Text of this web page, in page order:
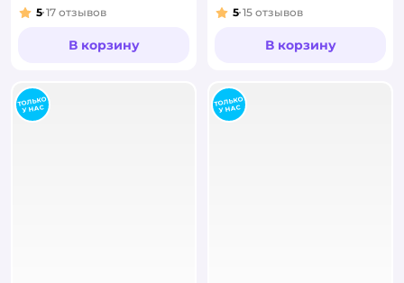
Рейтинг:
5 17 отзывов
В корзину
Рейтинг:
5 15 отзывов
В корзину